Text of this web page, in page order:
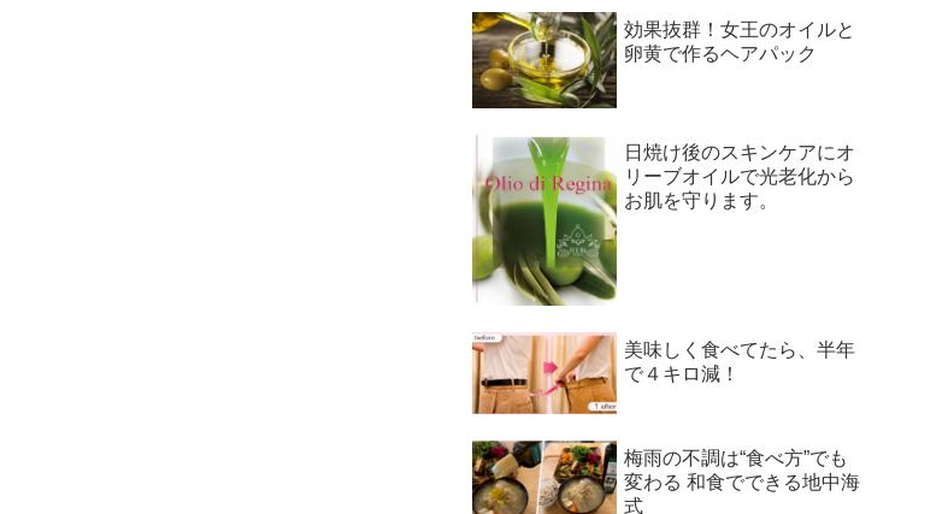
効果抜群！女王のオイルと
卵黄で作るヘアパック
日焼け後のスキンケアにオ
リーブオイルで光老化から
お肌を守ります。
美味しく食べてたら、半年
で４キロ減！
梅雨の不調は“食べ方”でも
変わる 和食でできる地中海
式